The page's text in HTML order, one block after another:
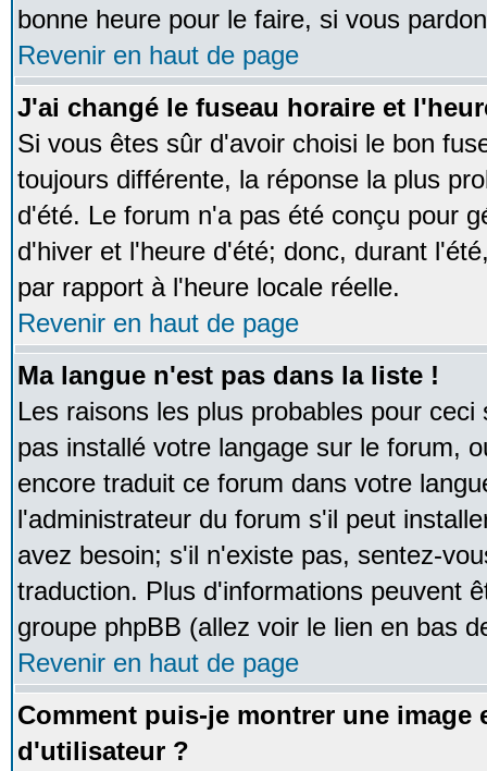
bonne heure pour le faire, si vous
Revenir en haut de page
J'ai changé le fuseau horaire et
Si vous êtes sûr d'avoir choisi le bon
toujours différente, la réponse la plus
d'été. Le forum n'a pas été conçu pour
d'hiver et l'heure d'été; donc, durant
par rapport à l'heure locale réelle.
Revenir en haut de page
Ma langue n'est pas dans la liste !
Les raisons les plus probables pour
pas installé votre langage sur le forum,
encore traduit ce forum dans votre
l'administrateur du forum s'il peut
avez besoin; s'il n'existe pas, sentez-
traduction. Plus d'informations peuvent
groupe phpBB (allez voir le lien en bas
Revenir en haut de page
Comment puis-je montrer une image
d'utilisateur ?